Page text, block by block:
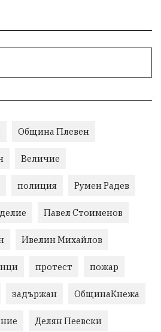
Община Плевен
Величие
полиция Румен Радев
Павел Стоименов
Ивелин Михайлов
протест пожар
задържан ОбщинаКнежа
Делян Пеевски